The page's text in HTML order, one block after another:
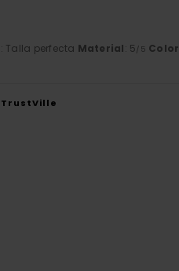
: Talla perfecta Material: 5/5 Color
TrustVille